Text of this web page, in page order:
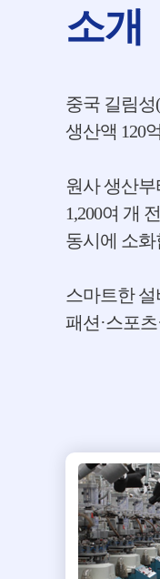
소개
중국 길림
생산액 120
원사 생산부
1,200여 개
동시에 소
스마트한
패션·스포